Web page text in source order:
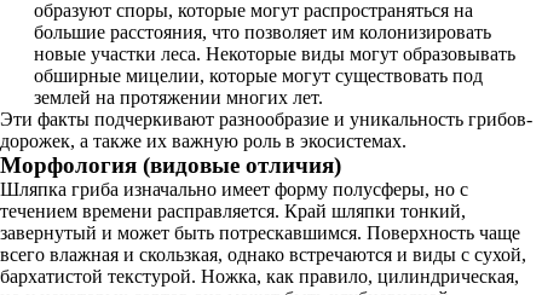
образуют споры, которые могут распространяться на
большие расстояния, что позволяет им колонизировать
новые участки леса. Некоторые виды могут образовывать
обширные мицелии, которые могут существовать под
землей на протяжении многих лет.
Эти факты подчеркивают разнообразие и уникальность грибов-
дорожек, а также их важную роль в экосистемах.
Морфология (видовые отличия)
Шляпка гриба изначально имеет форму полусферы, но с
течением времени расправляется. Край шляпки тонкий,
завернутый и может быть потрескавшимся. Поверхность чаще
всего влажная и скользкая, однако встречаются и виды с сухой,
бархатистой текстурой. Ножка, как правило, цилиндрическая,